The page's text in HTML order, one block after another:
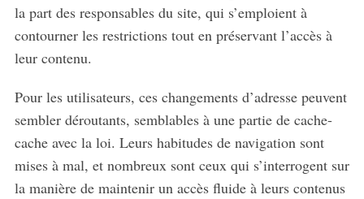
la part des responsables du site, qui s’emploient à
contourner les restrictions tout en préservant l’accès à
leur contenu.
Pour les utilisateurs, ces changements d’adresse peuvent
sembler déroutants, semblables à une partie de cache-
cache avec la loi. Leurs habitudes de navigation sont
mises à mal, et nombreux sont ceux qui s’interrogent sur
la manière de maintenir un accès fluide à leurs contenus